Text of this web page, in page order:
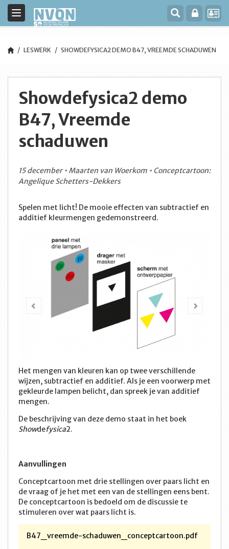
Toggle
navigation
LESWERK SHOWDEFYSICA2 DEMO B47, VREEMDE SCHADUWEN
Showdefysica2 demo
B47, Vreemde
schaduwen
15 december • Maarten van Woerkom • Conceptcartoon:
Angelique Schetters-Dekkers
Spelen met licht! De mooie effecten van subtractief en
additief kleurmengen gedemonstreerd.
Het mengen van kleuren kan op twee verschillende
wijzen, subtractief en additief. Als je een voorwerp met
gekleurde lampen belicht, dan spreek je van additief
mengen.
De beschrijving van deze demo staat in het boek
Showdefysica2.
Aanvullingen
Conceptcartoon met drie stellingen over paars licht en
de vraag of je het met een van de stellingen eens bent.
De conceptcartoon is bedoeld om de discussie te
stimuleren over wat paars licht is.
B47_vreemde-schaduwen_conceptcartoon.pdf